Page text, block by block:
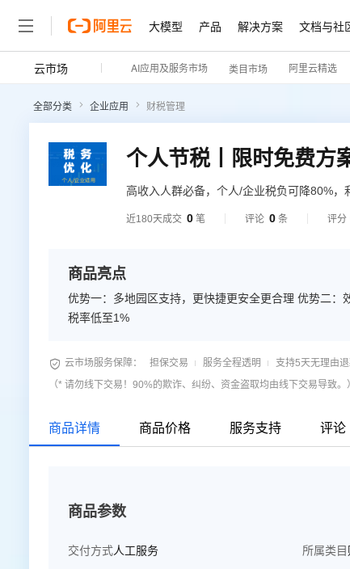
大模型 产品 解决方案 文档与社
云市场 AI应用及服务市场 类目市场 阿里云精选
全部分类 企业应用 财税管理
个人节税丨限时免费方
高收入人群必备，个人/企业税负可降80%，
近180天成交 0 笔 评论 0 条 评分
商品亮点
优势一：多地园区支持，更快捷更安全更合理 优势二：
税率低至1%
 云市场服务保障： 担保交易 服务全程透明 支持5天无理由
（* 请勿线下交易！90%的欺诈、纠纷、资金盗取均由线下交易导致。）
商品详情 商品价格 服务支持 评论
商品参数
交付方式人工服务 所属类目